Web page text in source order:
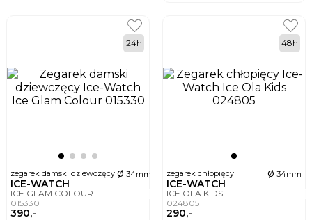
zegarek damski dziewczęcy ø 34mm
ICE-WATCH
ICE GLAM COLOUR
015330
390,-
24h
zegarek chłopięcy ø 34mm
ICE-WATCH
ICE OLA KIDS
024805
290,-
48h